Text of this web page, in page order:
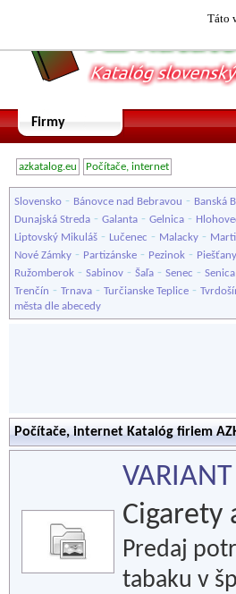
Táto
Firmy
azkatalog.eu Počítače, internet
Slovensko - Bánovce nad Bebravou - Banská
Dunajská Streda - Galanta - Gelnica -
Liptovský Mikuláš - Lučenec - Malacky -
Nové Zámky - Partizánske - Pezinok - Piešťany
Ružomberok - Sabinov - Šaľa - Senec - Senica
Trenčín - Trnava - Turčianske Teplice -
města dle abecedy
Počítače, internet Katalóg firiem
Cigarety
Predaj
tabaku v